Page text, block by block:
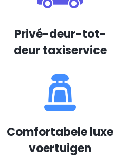
Privé-deur-tot-
deur taxiservice
Comfortabele luxe
voertuigen